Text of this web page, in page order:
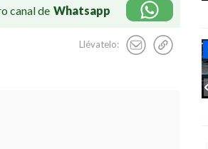
canal de Whatsapp
Llévatelo: